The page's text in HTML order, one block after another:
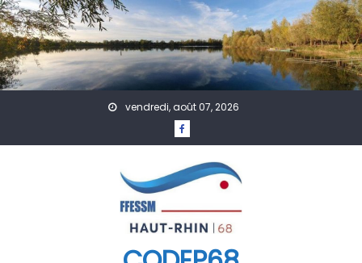
Skip to content
vendredi, août 07, 2026